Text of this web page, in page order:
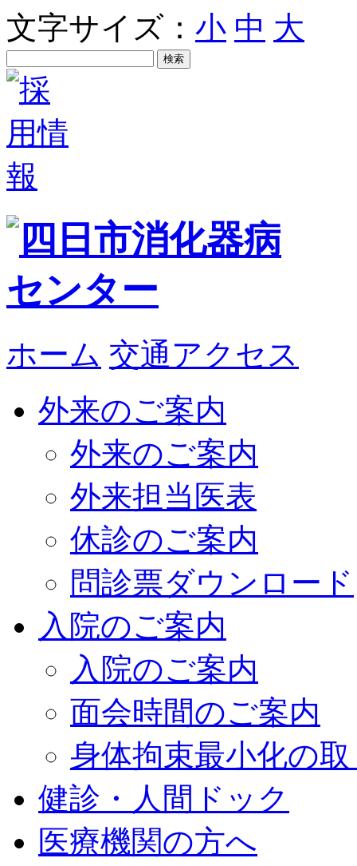
文字サイズ： 小 中 大
ホーム 交通アクセス
外来のご案内
外来のご案内
外来担当医表
休診のご案内
問診票ダウンロード
入院のご案内
入院のご案内
面会時間のご案内
身体拘束最小化の
健診・人間ドック
医療機関の方へ